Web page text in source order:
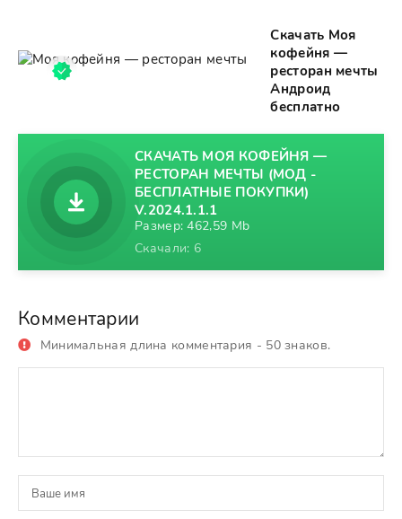
Скачать Моя
кофейня —
ресторан мечты
Андроид
бесплатно
СКАЧАТЬ МОЯ КОФЕЙНЯ —
РЕСТОРАН МЕЧТЫ (МОД -
БЕСПЛАТНЫЕ ПОКУПКИ)
V.2024.1.1.1
Размер: 462,59 Mb
Скачали: 6
Комментарии
Минимальная длина комментария - 50 знаков.